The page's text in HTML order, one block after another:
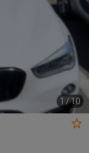
1 /10